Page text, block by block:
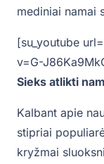
mediniai namai
[su_youtube
v=G-
Sieks atlikti
Kalbant apie
stipriai
kryžmai